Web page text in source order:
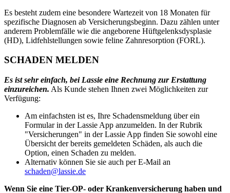
Es besteht zudem eine besondere Wartezeit von 18 Monaten für
spezifische Diagnosen ab Versicherungsbeginn. Dazu zählen unter
anderem Problemfälle wie die angeborene Hüftgelenksdysplasie
(HD), Lidfehlstellungen sowie feline Zahnresorption (FORL).
SCHADEN MELDEN
Es ist sehr einfach, bei Lassie eine Rechnung zur Erstattung
einzureichen. Als Kunde stehen Ihnen zwei Möglichkeiten zur
Verfügung:
Am einfachsten ist es, Ihre Schadensmeldung über ein
Formular in der Lassie App anzumelden. In der Rubrik
"Versicherungen" in der Lassie App finden Sie sowohl eine
Übersicht der bereits gemeldeten Schäden, als auch die
Option, einen Schaden zu melden.
Alternativ können Sie sie auch per E-Mail an
schaden@lassie.de
Wenn Sie eine Tier-OP- oder Krankenversicherung haben und